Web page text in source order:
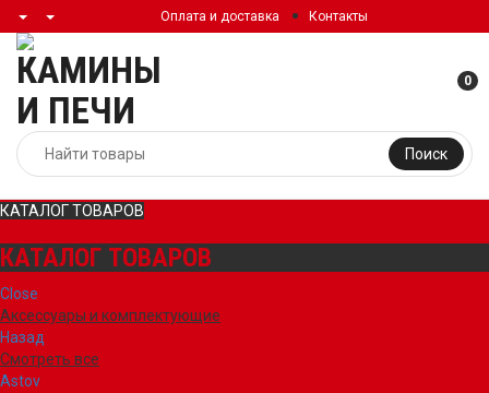
Оплата и доставка Контакты
Поиск
0
КАТАЛОГ ТОВАРОВ
КАТАЛОГ ТОВАРОВ
Close
Аксессуары и комплектующие
Назад
Смотреть все
Astov